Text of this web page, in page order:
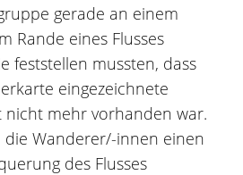
gerade an einem
Rande eines Flusses
feststellen mussten, dass
eingezeichnete
nicht mehr vorhanden war.
die Wanderer/-innen einen
des Flusses